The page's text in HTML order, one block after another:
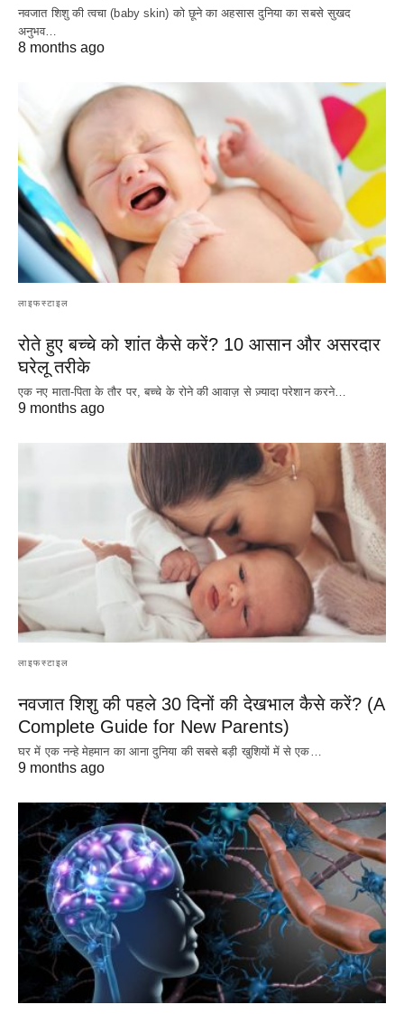
नवजात शिशु की त्वचा (baby skin) को छूने का अहसास दुनिया का सबसे सुखद
अनुभव…
8 months ago
लाइफस्टाइल
रोते हुए बच्चे को शांत कैसे करें? 10 आसान और असरदार
घरेलू तरीके
एक नए माता-पिता के तौर पर, बच्चे के रोने की आवाज़ से ज़्यादा परेशान करने…
9 months ago
लाइफस्टाइल
नवजात शिशु की पहले 30 दिनों की देखभाल कैसे करें? (A
Complete Guide for New Parents)
घर में एक नन्हे मेहमान का आना दुनिया की सबसे बड़ी खुशियों में से एक…
9 months ago